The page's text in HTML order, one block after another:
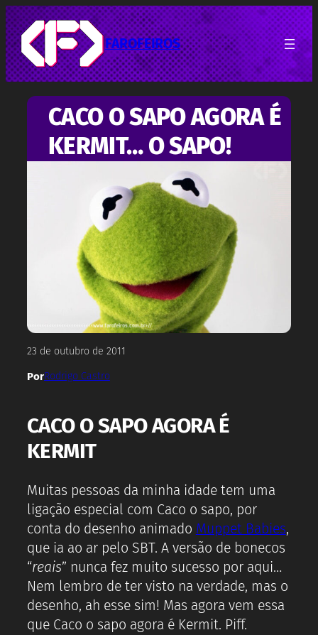
Pular
para
o
conteúdo
FAROFEIROS
CACO O SAPO AGORA É
KERMIT… O SAPO!
23 de outubro de 2011
PorRodrigo Castro
CACO O SAPO AGORA É
KERMIT
Muitas pessoas da minha idade tem uma
ligação especial com Caco o sapo, por
conta do desenho animado Muppet Babies,
que ia ao ar pelo SBT. A versão de bonecos
“reais” nunca fez muito sucesso por aqui…
Nem lembro de ter visto na verdade, mas o
desenho, ah esse sim! Mas agora vem essa
que Caco o sapo agora é Kermit. Piff.